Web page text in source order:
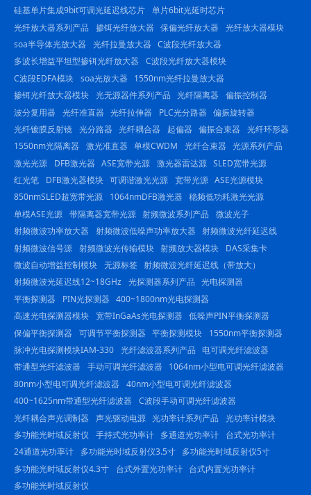
硅基单片集成9bit可调光延迟线芯片 单片6bit光延时芯片
光纤放大器系列产品
掺铒光纤放大器 保偏光纤放大器
光纤放大器模块
soa半导体光放大器
光纤拉曼放大器 C波段光纤放大器
多波长增益平坦型掺铒光纤放大器
C波段光纤放大器模块
C波段EDFA模块 soa光放大器
1550nm光纤拉曼放大器
掺铒光纤放大器模块 光无源器件系列产品 光纤隔离器
偏振控制器
波分复用器
光纤准直器 光纤拉伸器 PLC光分路器
偏振旋转器
光纤镀膜反射镜 光分路器 光纤耦合器 起偏器 偏振合束器
光纤环形器
1550nm光隔离器
激光准直器 单模CWDM 光纤合束器
光源系列产品
激光光源
DFB激光器 ASE宽带光源 激光器雷达源 SLED宽带光源
红光笔
DFB激光器模块 可调谐激光光源 宽带光源 ASE光源模块
850nmSLED超宽带光源
1064nmDFB激光器 稳频低功耗激光光源
单模ASE光源 带隔离器宽带光源 射频微波系列产品
微波光子
射频微波功率放大器
射频微波低噪声功率放大器 射频微波光纤延迟线
射频微波信号源 射频微波光传输模块 射频放大器模块
DAS采集卡
微波自动增益控制模块 无源标签 射频微波光纤延迟线（带放大）
射频微波光延迟线12~18GHz 光探测器系列产品 光电探测器
平衡探测器
PIN光探测器 400~1800nm光电探测器
高速光电探测器模块
宽带InGaAs光电探测器 低噪声PIN平衡探测器
保偏平衡探测器
可调节平衡探测器 平衡探测模块
1550nm平衡探测器
脉冲光电探测模块IAM-330 光纤滤波器系列产品
电可调光纤滤波器
带通型光纤滤波器
手动可调光纤滤波器
1064nm小型电可调光纤滤波器
80nm小型电可调光纤滤波器
40nm小型电可调光纤滤波器
400~1625nm带通型光纤滤波器
C波段手动可调光纤滤波器
光纤耦合声光调制器
声光驱动电源 光功率计系列产品
光功率计模块
多功能光时域反射仪
手持式光功率计 多通道光功率计
台式光功率计
24通道光功率计
多功能光时域反射仪3.5寸
多功能光时域反射仪5寸
多功能光时域反射仪4.3寸
台式外置光功率计
台式内置光功率计
多功能光时域反射仪